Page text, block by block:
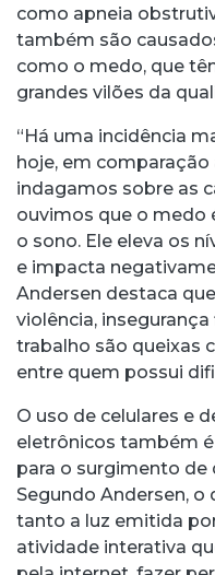
como apneia
também são
como o medo, que
grandes vilões da
“Há uma incidência
hoje, em comparação
indagamos sobre as
ouvimos que o medo
o sono. Ele eleva os
e impacta
Andersen destaca
violência,
trabalho são queixas
entre quem possui
O uso de celulares e
eletrônicos também
para o surgimento de
Segundo Andersen,
tanto a luz emitida
atividade interativa